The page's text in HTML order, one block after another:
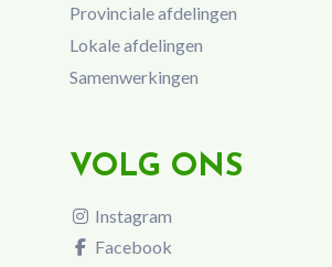
Provinciale afdelingen
Lokale afdelingen
Samenwerkingen
VOLG ONS
Instagram
Facebook